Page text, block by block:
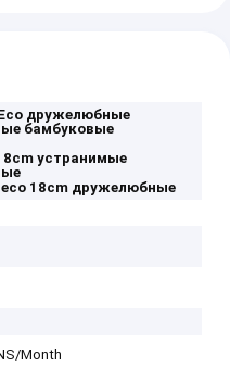
дружелюбные
бамбуковые
устранимые
eco 18cm дружелюбные
Month